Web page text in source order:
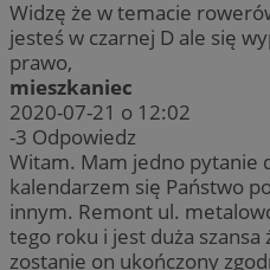
Widzę że w temacie
jesteś w czarnej D ale się
prawo,
mieszkaniec
2020-07-21 o 12:02
-3 Odpowiedz
Witam. Mam jedno pytanie
kalendarzem się Państwo
innym. Remont ul.
tego roku i jest duża
zostanie on ukończony